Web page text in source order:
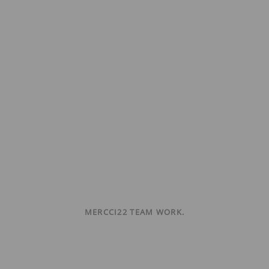
MERCCI22 TEAM WORK.